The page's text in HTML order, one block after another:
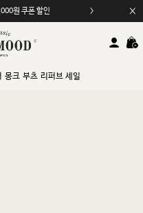
원 쿠폰 할인
몽크 부츠 리퍼브 세일